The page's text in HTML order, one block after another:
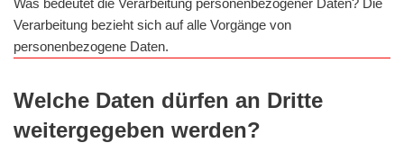
Was bedeutet die Verarbeitung personenbezogener Daten? Die
Verarbeitung bezieht sich auf alle Vorgänge von
personenbezogene Daten.
Welche Daten dürfen an Dritte
weitergegeben werden?